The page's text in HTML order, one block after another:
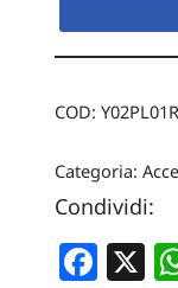
COD:
Categoria:
Condividi:
X